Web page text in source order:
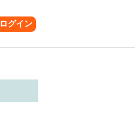
ログイン